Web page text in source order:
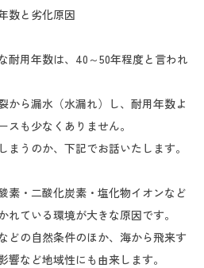
数と劣化原因
耐用年数は、40～50年程度と言われ
から漏水（水漏れ）し、耐用年数よ
スも少なくありません。
まうのか、下記でお話いたします。
素・二酸化炭素・塩化物イオンなど
ている環境が大きな原因です。
どの自然条件のほか、海から飛来す
響など地域性にも由来します。